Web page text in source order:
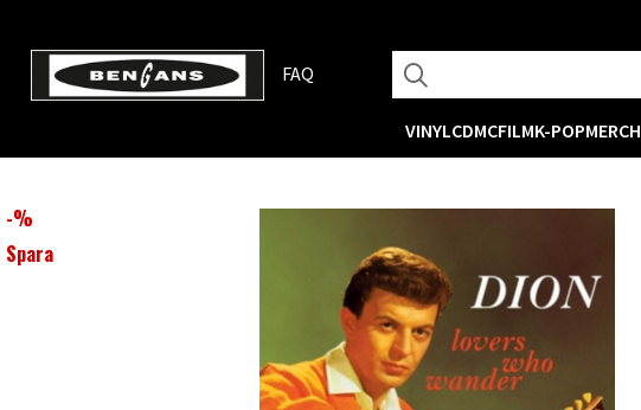
FAQ
VINYLCDMCFILMK-POPMERCH
-%
Spara